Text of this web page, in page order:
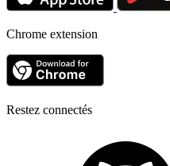
Chrome extension
Restez connectés